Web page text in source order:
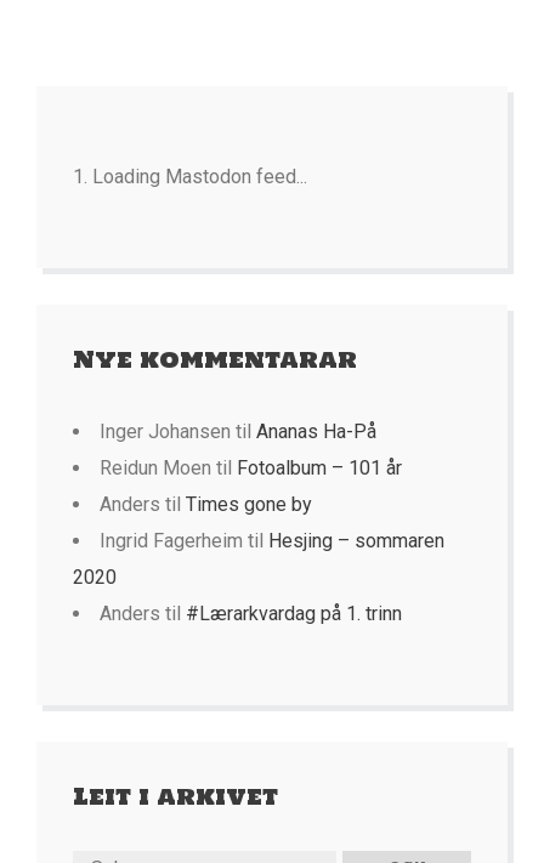
Loading Mastodon feed...
Nye kommentarar
Inger Johansen til Ananas Ha-På
Reidun Moen til Fotoalbum – 101 år
Anders til Times gone by
Ingrid Fagerheim til Hesjing – sommaren
2020
Anders til #Lærarkvardag på 1. trinn
Leit i arkivet